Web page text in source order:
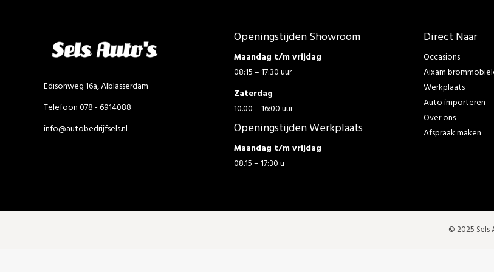
Edisonweg 16a, Alblasserdam
Telefoon 078 - 6914088
info@autobedrijfsels.nl
Openingstijden Showroom
Maandag t/m vrijdag
08:15 – 17:30 uur
Zaterdag
10.00 – 16:00 uur
Openingstijden Werkplaats
Maandag t/m vrijdag
08.15 – 17:30 u
Direct Naar
Occasions
Aixam
Werkplaats
Auto importeren
Over ons
Afspraak maken
© 2025 Sels